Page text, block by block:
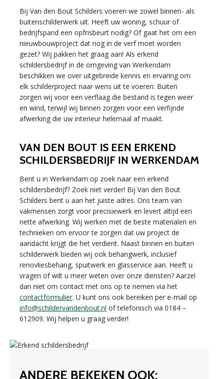
Bij Van den Bout Schilders voeren we zowel binnen- als
buitenschilderwerk uit. Heeft uw woning, schuur of
bedrijfspand een opfrisbeurt nodig? Of gaat het om een
nieuwbouwproject dat nog in de verf moet worden
gezet? Wij pakken het graag aan! Als erkend
schildersbedrijf in de omgeving van Werkendam
beschikken we over uitgebreide kennis en ervaring om
elk schilderproject naar wens uit te voeren. Buiten
zorgen wij voor een verflaag die bestand is tegen weer
en wind, terwijl wij binnen zorgen voor een verfijnde
afwerking die uw interieur helemaal af maakt.
VAN DEN BOUT IS EEN ERKEND
SCHILDERSBEDRIJF IN WERKENDAM
Bent u in Werkendam op zoek naar een erkend
schildersbedrijf? Zoek niet verder! Bij Van den Bout
Schilders bent u aan het juiste adres. Ons team van
vakmensen zorgt voor precisiewerk en levert altijd een
nette afwerking. Wij werken met de beste materialen en
technieken om ervoor te zorgen dat uw project de
aandacht krijgt die het verdient. Naast binnen en buiten
schilderwerk bieden wij ook behangwerk, inclusief
renovliesbehang, spuitwerk en glasservice aan. Heeft u
vragen of wilt u meer weten over onze diensten? Aarzel
dan niet om contact met ons op te nemen via het
contactformulier. U kunt ons ook bereiken per e-mail op
info@schildervandenbout.nl of telefonisch via 0184 –
612909. Wij helpen u graag verder!
ANDERE BEKEKEN OOK: